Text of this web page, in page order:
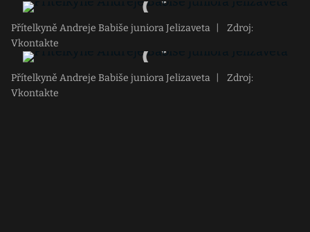
Přítelkyně Andreje Babiše juniora Jelizaveta
Zdroj:
Vkontakte
Přítelkyně Andreje Babiše juniora Jelizaveta
Zdroj:
Vkontakte